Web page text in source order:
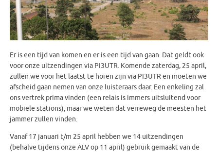
Er is een tijd van komen en er is een tijd van gaan. Dat geldt ook
voor onze uitzendingen via PI3UTR. Komende zaterdag, 25 april,
zullen we voor het laatst te horen zijn via PI3UTR en moeten we
afscheid gaan nemen van onze luisteraars daar. Een enkeling zal
ons vertrek prima vinden (een relais is immers uitsluitend voor
mobiele stations), maar we weten dat verreweg de meesten het
jammer zullen vinden.
Vanaf 17 januari t/m 25 april hebben we 14 uitzendingen
(behalve tijdens onze ALV op 11 april) gebruik gemaakt van de